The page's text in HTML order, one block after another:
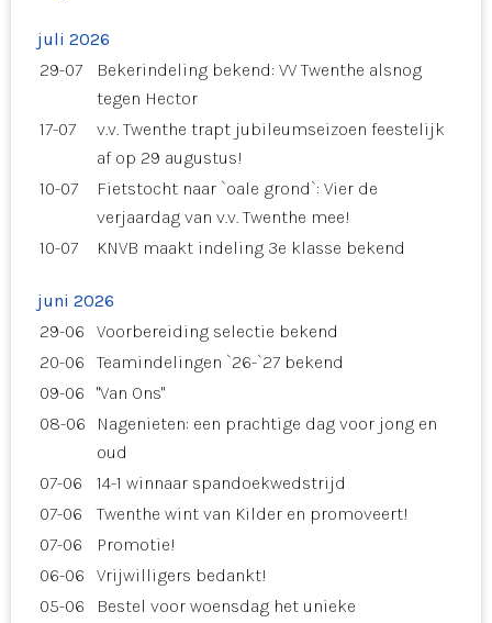
juli 2026
29-07
Bekerindeling bekend: VV Twenthe alsnog
tegen Hector
17-07
v.v. Twenthe trapt jubileumseizoen feestelijk
af op 29 augustus!
10-07
Fietstocht naar `oale grond`: Vier de
verjaardag van v.v. Twenthe mee!
10-07
KNVB maakt indeling 3e klasse bekend
juni 2026
29-06
Voorbereiding selectie bekend
20-06
Teamindelingen `26-`27 bekend
09-06
"Van Ons"
08-06
Nagenieten: een prachtige dag voor jong en
oud
07-06
14-1 winnaar spandoekwedstrijd
07-06
Twenthe wint van Kilder en promoveert!
07-06
Promotie!
06-06
Vrijwilligers bedankt!
05-06
Bestel voor woensdag het unieke